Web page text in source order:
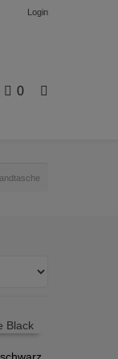
Login
0